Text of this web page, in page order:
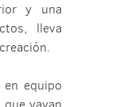
y una
lleva
en equipo